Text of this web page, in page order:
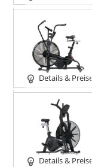
Details & Preise
Details & Preise